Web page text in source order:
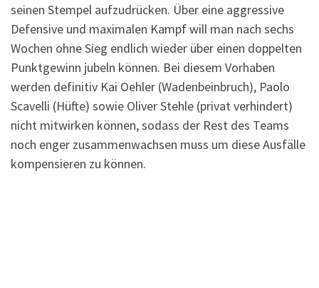
seinen Stempel aufzudrücken. Über eine aggressive
Defensive und maximalen Kampf will man nach sechs
Wochen ohne Sieg endlich wieder über einen doppelten
Punktgewinn jubeln können. Bei diesem Vorhaben
werden definitiv Kai Oehler (Wadenbeinbruch), Paolo
Scavelli (Hüfte) sowie Oliver Stehle (privat verhindert)
nicht mitwirken können, sodass der Rest des Teams
noch enger zusammenwachsen muss um diese Ausfälle
kompensieren zu können.